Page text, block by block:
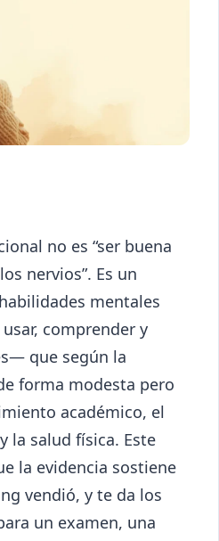
no es “ser buena
nervios”. Es un
mentales
comprender y
que según la
forma modesta pero
académico, el
la salud física. Este
la evidencia sostiene
vendió, y te da los
un examen, una